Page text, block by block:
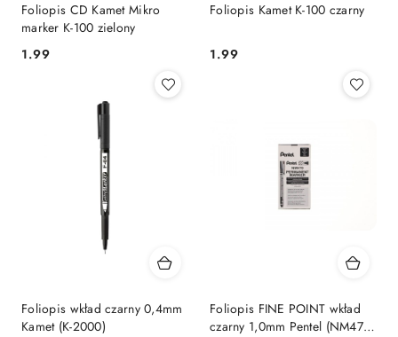
Foliopis CD Kamet Mikro
marker K-100 zielony
Cena:
1.99
Foliopis Kamet K-100 czarny
Cena:
1.99
Foliopis wkład czarny 0,4mm
Kamet (K-2000)
Foliopis FINE POINT wkład
czarny 1,0mm Pentel (NM470-